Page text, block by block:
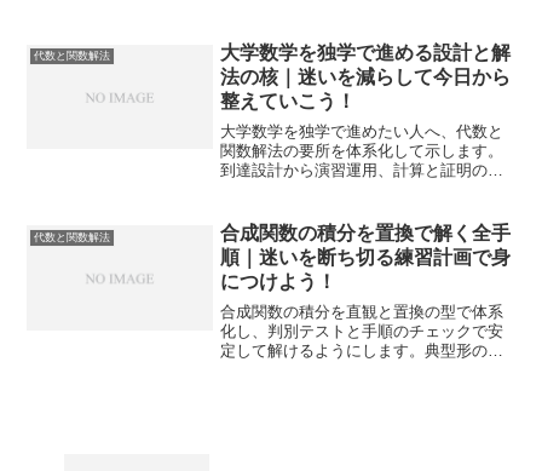
代数と関数解法
大学数学を独学で進める設計と解
法の核｜迷いを減らして今日から
整えていこう！
大学数学を独学で進めたい人へ、代数と
関数解法の要所を体系化して示します。
到達設計から演習運用、計算と証明の手
代数と関数解法
合成関数の積分を置換で解く全手
順｜迷いを断ち切る練習計画で身
につけよう！
合成関数の積分を直観と置換の型で体系
化し、判別テストと手順のチェックで安
定して解けるようにします。典型形の見